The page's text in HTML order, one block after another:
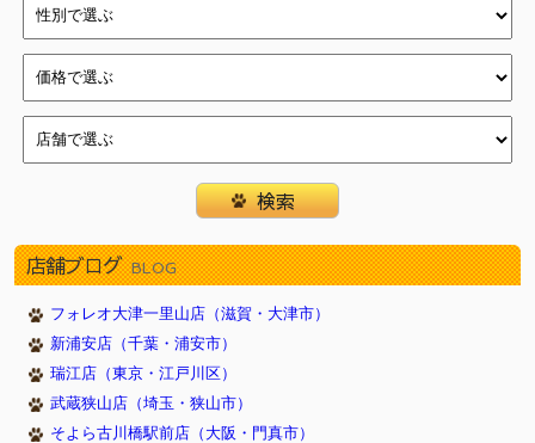
2018/07/17
クリアランス・ＳＵＭＭＥＲフェスティバル！（新浦安
店）
2018/05/18
2018/04/22一足お先にGWフェア（新浦安店）
2018/03/15
新春初売り（新浦安店）
2017/12/03Merry Christmasフェア（新浦安店）
2017/10/3011/1『犬の日』記念フェア（新浦安店）
2017/09/24トリミングハロウィンキャンペーン（川西店）
2017/08/24１５周年祭×イオンビッグフライデー（新浦安店）
店舗ブログ BLOG
フォレオ大津一里山店（滋賀・大津市）
新浦安店（千葉・浦安市）
瑞江店（東京・江戸川区）
武蔵狭山店（埼玉・狭山市）
そよら古川橋駅前店（大阪・門真市）